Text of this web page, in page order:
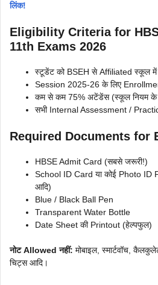
लिंक!
Eligibility Criteria for
11th Exams 2026
स्टूडेंट को BSEH से Affiliated स्कूल में
Session 2025-26 के लिए
कम से कम 75% अटेंडेंस (स्कूल नियम के
सभी Internal Assessment /
Required Documents for
HBSE Admit Card (सबसे जरूरी!)
School ID Card या कोई Photo ID
आदि)
Blue / Black Ball Pen
Transparent Water Bottle
Date Sheet की Printout (हेल्पफुल)
नोट Allowed नहीं: मोबाइल, स्मार्टवॉच,
चिट्स आदि।